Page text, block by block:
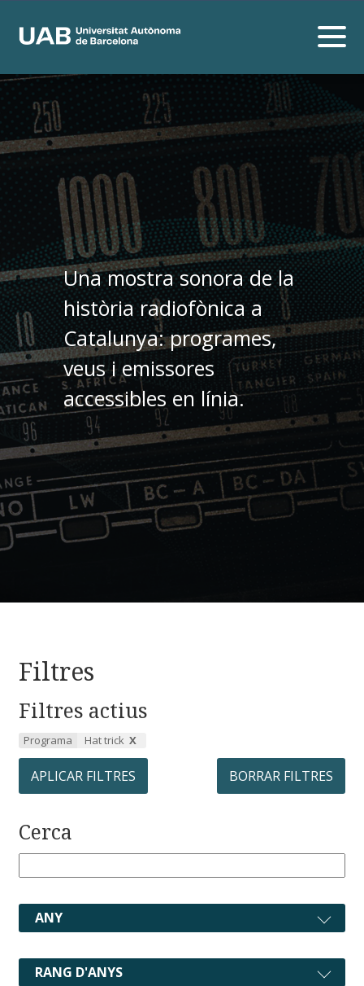
Una mostra sonora de la
història radiofònica a
Catalunya: programes,
veus i emissores
accessibles en línia.
Filtres
Filtres actius
Programa Hat trick
APLICAR FILTRES BORRAR FILTRES
Cerca
ANY
RANG D'ANYS